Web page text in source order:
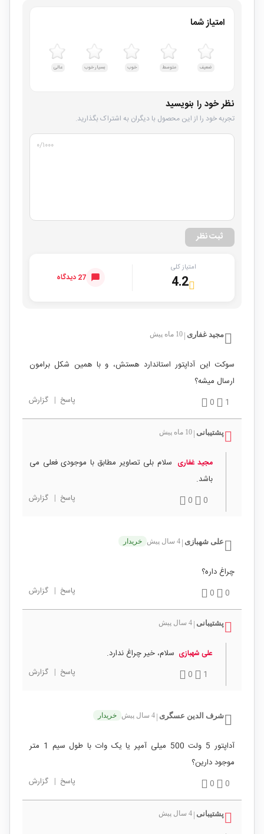
امتیاز شما
ضعیف متوسط خوب بسیار خوب عالی
نظر خود را بنویسید
تجربه خود را از این محصول با دیگران به اشتراک بگذارید.
۰/۱۰۰۰
ثبت نظر
امتیاز کلی
4.2 27 دیدگاه
مجید غفاری | 10 ماه پیش
سوکت این آداپتور استاندارد هستش، و با همین شکل برامون
ارسال میشه؟
1
0 پاسخ | گزارش
پشتیبانی | 10 ماه پیش
مجید غفاری سلام بلی تصاویر مطابق با موجودی فعلی می
باشد.
0
0 پاسخ | گزارش
علی شهبازی | 4 سال پیش خریدار
چراغ داره؟
0
0 پاسخ | گزارش
پشتیبانی | 4 سال پیش
علی شهبازی سلام، خیر چراغ ندارد.
1
0 پاسخ | گزارش
شرف الدین عسگری | 4 سال پیش خریدار
آداپتور 5 ولت 500 میلی آمپر یا یک وات با طول سیم 1 متر
موجود دارین؟
0
0 پاسخ | گزارش
پشتیبانی | 4 سال پیش